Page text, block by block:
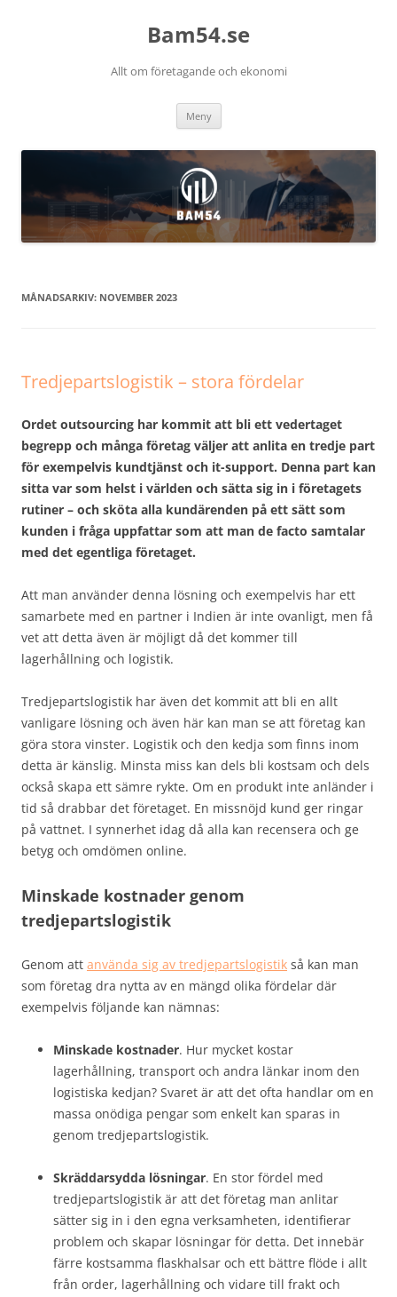
Bam54.se
Allt om företagande och ekonomi
Meny Hoppa
innehåll
MÅNADSARKIV: NOVEMBER 2023
Tredjepartslogistik – stora fördelar
Ordet outsourcing har kommit att bli ett vedertaget
begrepp och många företag väljer att anlita en tredje part
för exempelvis kundtjänst och it-support. Denna part kan
sitta var som helst i världen och sätta sig in i företagets
rutiner – och sköta alla kundärenden på ett sätt som
kunden i fråga uppfattar som att man de facto samtalar
med det egentliga företaget.
Att man använder denna lösning och exempelvis har ett
samarbete med en partner i Indien är inte ovanligt, men få
vet att detta även är möjligt då det kommer till
lagerhållning och logistik.
Tredjepartslogistik har även det kommit att bli en allt
vanligare lösning och även här kan man se att företag kan
göra stora vinster. Logistik och den kedja som finns inom
detta är känslig. Minsta miss kan dels bli kostsam och dels
också skapa ett sämre rykte. Om en produkt inte anländer i
tid så drabbar det företaget. En missnöjd kund ger ringar
på vattnet. I synnerhet idag då alla kan recensera och ge
betyg och omdömen online.
Minskade kostnader genom
tredjepartslogistik
Genom att använda sig av tredjepartslogistik så kan man
som företag dra nytta av en mängd olika fördelar där
exempelvis följande kan nämnas:
Minskade kostnader. Hur mycket kostar
lagerhållning, transport och andra länkar inom den
logistiska kedjan? Svaret är att det ofta handlar om en
massa onödiga pengar som enkelt kan sparas in
genom tredjepartslogistik.
Skräddarsydda lösningar. En stor fördel med
tredjepartslogistik är att det företag man anlitar
sätter sig in i den egna verksamheten, identifierar
problem och skapar lösningar för detta. Det innebär
färre kostsamma flaskhalsar och ett bättre flöde i allt
från order, lagerhållning och vidare till frakt och